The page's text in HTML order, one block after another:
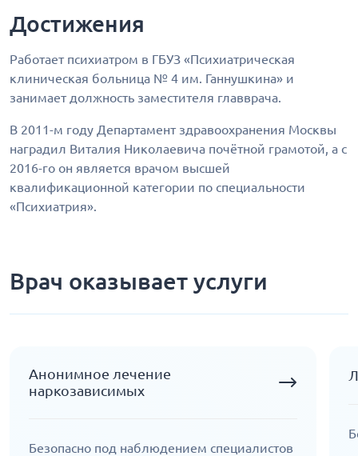
Достижения
Работает психиатром в ГБУЗ «Психиатрическая
клиническая больница № 4 им. Ганнушкина» и
занимает должность заместителя главврача.
В 2011-м году Департамент здравоохранения Москвы
наградил Виталия Николаевича почётной грамотой, а с
2016-го он является врачом высшей
квалификационной категории по специальности
«Психиатрия».
Врач оказывает услуги
Анонимное лечение
наркозависимых
Безопасно под наблюдением специалистов